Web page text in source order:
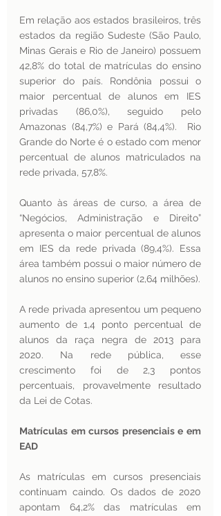
Em relação aos estados brasileiros, três
estados da região Sudeste (São Paulo,
Minas Gerais e Rio de Janeiro) possuem
42,8% do total de matrículas do ensino
superior do país. Rondônia possui o
maior percentual de alunos em IES
privadas (86,0%), seguido pelo
Amazonas (84,7%) e Pará (84,4%).  Rio
Grande do Norte é o estado com menor
percentual de alunos matriculados na
rede privada, 57,8%.
Quanto às áreas de curso, a área de
“Negócios, Administração e Direito”
apresenta o maior percentual de alunos
em IES da rede privada (89,4%). Essa
área também possui o maior número de
alunos no ensino superior (2,64 milhões).
A rede privada apresentou um pequeno
aumento de 1,4 ponto percentual de
alunos da raça negra de 2013 para
2020. Na rede pública, esse
crescimento foi de 2,3 pontos
percentuais, provavelmente resultado
da Lei de Cotas.
Matrículas em cursos presenciais e em
EAD
As matrículas em cursos presenciais
continuam caindo. Os dados de 2020
apontam 64,2% das matrículas em